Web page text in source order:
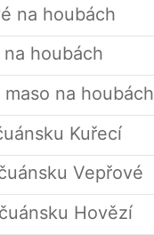
na houbách
houbách
na houbách
Kuřecí
Vepřové
Hovězí